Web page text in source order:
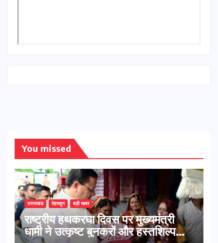
You missed
उत्तराखंड देहरादून बड़ी खबर
राष्ट्रीय हथकरघा दिवस पर मुख्यमंत्री
धामी ने उत्कृष्ट बुनकरों और हस्तशिल्प